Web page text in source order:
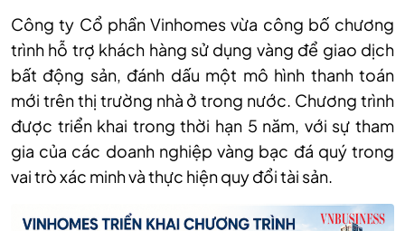
Công ty Cổ phần Vinhomes vừa công bố chương
trình hỗ trợ khách hàng sử dụng vàng để giao dịch
bất động sản, đánh dấu một mô hình thanh toán
mới trên thị trường nhà ở trong nước. Chương trình
được triển khai trong thời hạn 5 năm, với sự tham
gia của các doanh nghiệp vàng bạc đá quý trong
vai trò xác minh và thực hiện quy đổi tài sản.